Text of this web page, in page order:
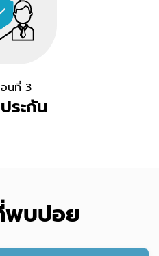
นที่ 3
ระกัน
พบบ่อย